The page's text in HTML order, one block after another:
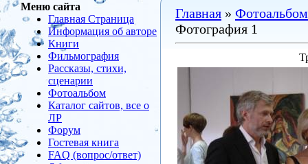
Меню сайта
Главная Страница
Информация об авторе
Книги
Фильмография
Рассказы, стихи,
сценарии
Фотоальбом
Каталог сайтов, все о
ЛР
Форум
Гостевая книга
FAQ (вопрос/ответ)
Главная » Фотоальбом
Фотография 1